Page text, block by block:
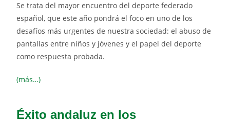
Se trata del mayor encuentro del deporte federado
español, que este año pondrá el foco en uno de los
desafíos más urgentes de nuestra sociedad: el abuso de
pantallas entre niños y jóvenes y el papel del deporte
como respuesta probada.
(más…)
Éxito andaluz en los